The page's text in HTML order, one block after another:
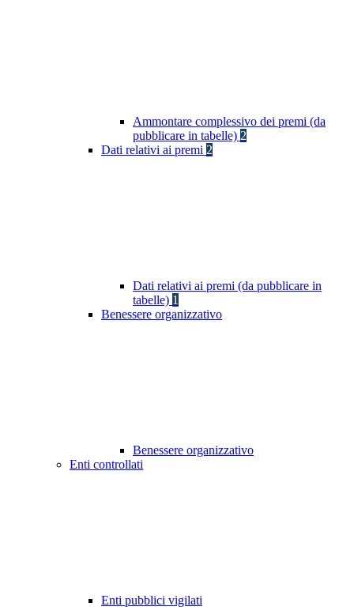
Ammontare complessivo dei premi (da
pubblicare in tabelle) 2
Dati relativi ai premi 2
Dati relativi ai premi (da pubblicare in
tabelle) 1
Benessere organizzativo
Benessere organizzativo
Enti controllati
Enti pubblici vigilati